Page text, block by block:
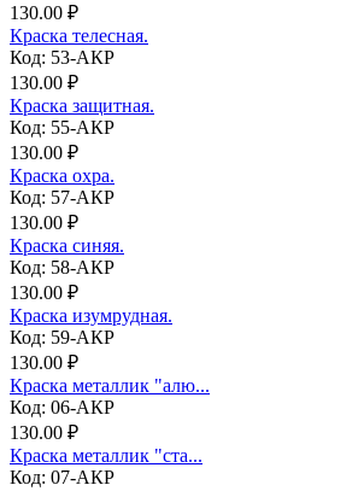
130.00 ₽
Краска телесная.
Код: 53-АКР
130.00 ₽
Краска защитная.
Код: 55-АКР
130.00 ₽
Краска охра.
Код: 57-АКР
130.00 ₽
Краска синяя.
Код: 58-АКР
130.00 ₽
Краска изумрудная.
Код: 59-АКР
130.00 ₽
Краска металлик "алю...
Код: 06-АКР
130.00 ₽
Краска металлик "ста...
Код: 07-АКР